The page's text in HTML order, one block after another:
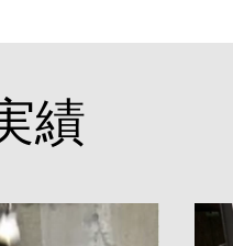
績